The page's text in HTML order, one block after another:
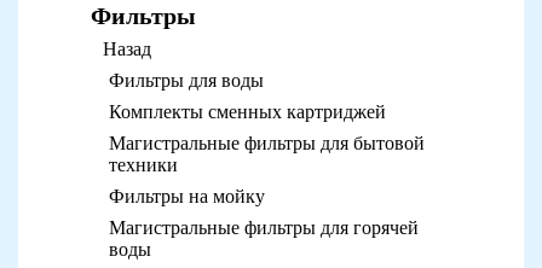
Фильтры
Назад
Фильтры для воды
Комплекты сменных картриджей
Магистральные фильтры для бытовой
техники
Фильтры на мойку
Магистральные фильтры для горячей
воды